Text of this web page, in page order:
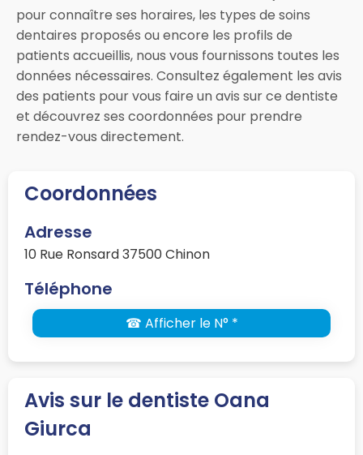
pour connaître ses horaires, les types de soins
dentaires proposés ou encore les profils de
patients accueillis, nous vous fournissons toutes les
données nécessaires. Consultez également les avis
des patients pour vous faire un avis sur ce dentiste
et découvrez ses coordonnées pour prendre
rendez-vous directement.
Coordonnées
Adresse
10 Rue Ronsard 37500 Chinon
Téléphone
☎ Afficher le N° *
Avis sur le dentiste Oana
Giurca